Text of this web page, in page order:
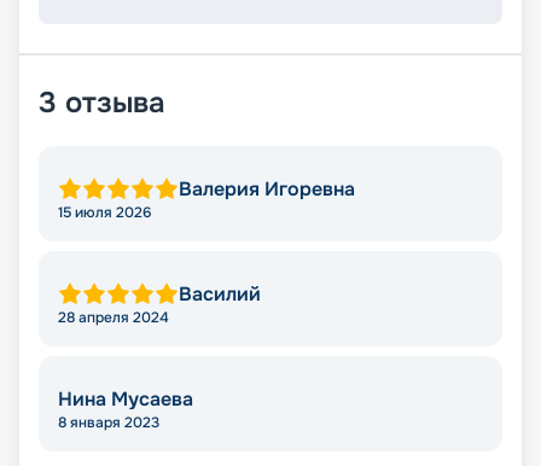
3 отзыва
Валерия Игоревна
15 июля 2026
Василий
28 апреля 2024
Нина Мусаева
8 января 2023